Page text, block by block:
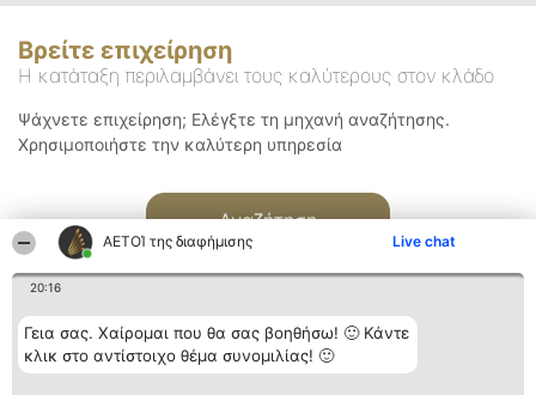
ΑΕΤΟΊ της διαφήμισης Live chat
20:16
Γεια σας. Χαίρομαι που θα σας βοηθήσω! 🙂 Κάντε
κλικ στο αντίστοιχο θέμα συνομιλίας! 🙂
Βρείτε επιχείρηση
Η κατάταξη περιλαμβάνει τους καλύτερους στον κλάδο
Ψάχνετε επιχείρηση; Ελέγξτε τη μηχανή αναζήτησης.
Χρησιμοποιήστε την καλύτερη υπηρεσία
Αναζήτηση